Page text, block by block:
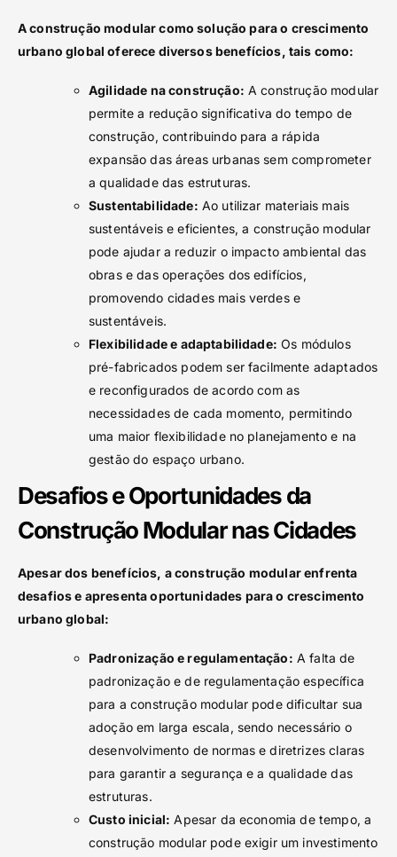
A construção modular como solução para o crescimento
urbano global oferece diversos benefícios, tais como:
Agilidade na construção: A construção modular
permite a redução significativa do tempo de
construção, contribuindo para a rápida
expansão das áreas urbanas sem comprometer
a qualidade das estruturas.
Sustentabilidade: Ao utilizar materiais mais
sustentáveis e eficientes, a construção modular
pode ajudar a reduzir o impacto ambiental das
obras e das operações dos edifícios,
promovendo cidades mais verdes e
sustentáveis.
Flexibilidade e adaptabilidade: Os módulos
pré-fabricados podem ser facilmente adaptados
e reconfigurados de acordo com as
necessidades de cada momento, permitindo
uma maior flexibilidade no planejamento e na
gestão do espaço urbano.
Desafios e Oportunidades da
Construção Modular nas Cidades
Apesar dos benefícios, a construção modular enfrenta
desafios e apresenta oportunidades para o crescimento
urbano global:
Padronização e regulamentação: A falta de
padronização e de regulamentação específica
para a construção modular pode dificultar sua
adoção em larga escala, sendo necessário o
desenvolvimento de normas e diretrizes claras
para garantir a segurança e a qualidade das
estruturas.
Custo inicial: Apesar da economia de tempo, a
construção modular pode exigir um investimento